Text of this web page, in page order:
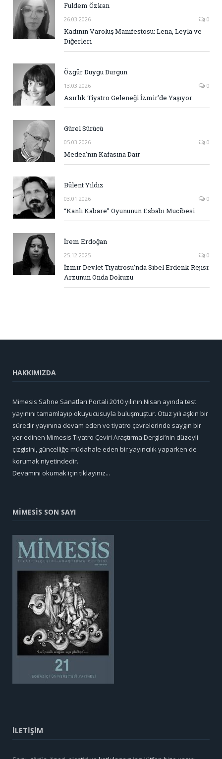
Fuldem Özkan
26.03.2026 0
Kadının Varoluş Manifestosu: Lena, Leyla ve
Diğerleri
Özgür Duygu Durgun
13.03.2026 0
Asırlık Tiyatro Geleneği İzmir’de Yaşıyor
Gürel Sürücü
05.03.2026 0
Medea’nın Kafasına Dair
Bülent Yıldız
03.01.2026 0
“Kanlı Kabare” Oyununun Esbabı Mucibesi
İrem Erdoğan
25.12.2025 0
İzmir Devlet Tiyatrosu’nda Sibel Erdenk Rejisi:
Arzunun Onda Dokuzu
HAKKIMIZDA
Mimesis Sahne Sanatları Portali 2010 yılının Nisan ayında test
yayınını tamamlayıp okuyucusuyla buluşmuştur. Otuz yılı aşkın bir
süredir yayınına devam eden ve tiyatro çevrelerinde saygın bir
yer edinen Mimesis Tiyatro Çeviri Araştırma Dergisi’nin düzeyli
çizgisini, güncelliğe müdahale eden bir yayıncılık yaparken de
korumak niyetindedir.
Devamını okumak için tıklayınız...
MİMESİS SON SAYI
İLETİŞİM